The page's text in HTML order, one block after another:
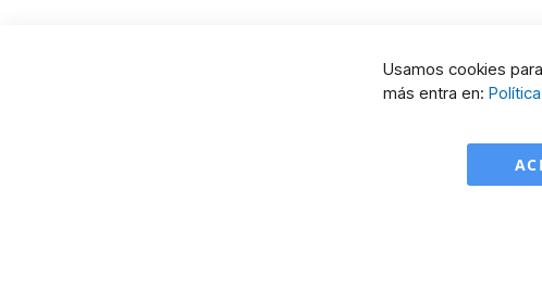
Usamos cookies
más entra en: